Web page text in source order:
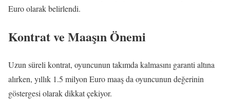
Euro olarak belirlendi.
Kontrat ve Maaşın Önemi
Uzun süreli kontrat, oyuncunun takımda kalmasını garanti altına
alırken, yıllık 1.5 milyon Euro maaş da oyuncunun değerinin
göstergesi olarak dikkat çekiyor.